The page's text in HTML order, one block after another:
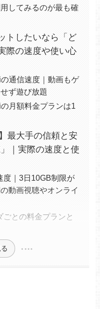
してみるのが最も確
トしたいなら「ど
際の速度や使い心
通信速度｜動画もゲ
ず遊び放題
月額料金プランは1
最大手の信頼と安
｜実際の速度と使
度｜3日10GB制限が
動画視聴やオンライ
との料金プランと